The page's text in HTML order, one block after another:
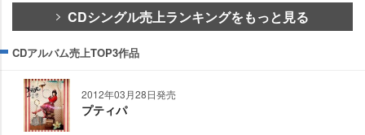
CDシングル売上ランキングをもっと見る
CDアルバム売上TOP3作品
2012年03月28日発売
プティパ